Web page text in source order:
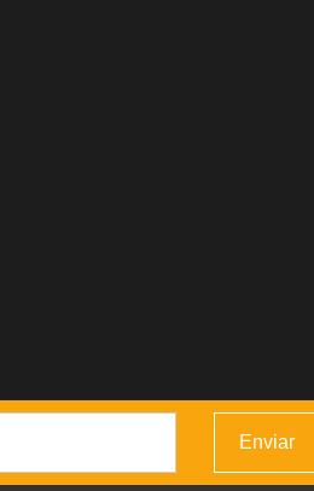
Enviar